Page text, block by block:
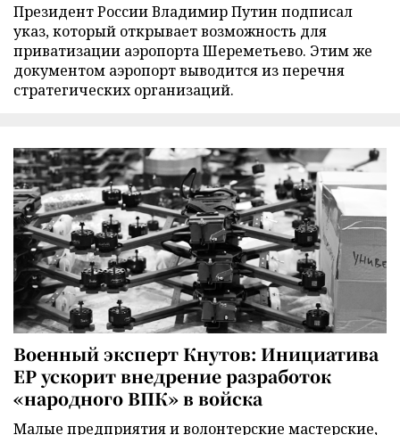
Президент России Владимир Путин подписал
указ, который открывает возможность для
приватизации аэропорта Шереметьево. Этим же
документом аэропорт выводится из перечня
стратегических организаций.
Военный эксперт Кнутов: Инициатива
ЕР ускорит внедрение разработок
«народного ВПК» в войска
Малые предприятия и волонтерские мастерские,